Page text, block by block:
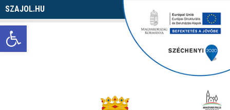
Eszköztár megnyitása
SZAJOL.HU